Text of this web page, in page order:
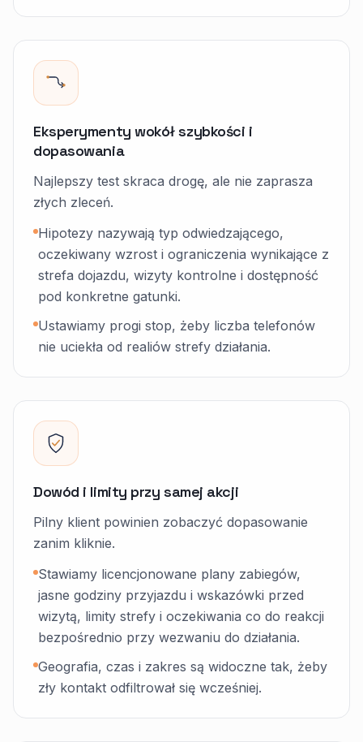
Eksperymenty wokół szybkości i
dopasowania
Najlepszy test skraca drogę, ale nie zaprasza
złych zleceń.
Hipotezy nazywają typ odwiedzającego,
oczekiwany wzrost i ograniczenia wynikające z
strefa dojazdu, wizyty kontrolne i dostępność
pod konkretne gatunki.
Ustawiamy progi stop, żeby liczba telefonów
nie uciekła od realiów strefy działania.
Dowód i limity przy samej akcji
Pilny klient powinien zobaczyć dopasowanie
zanim kliknie.
Stawiamy licencjonowane plany zabiegów,
jasne godziny przyjazdu i wskazówki przed
wizytą, limity strefy i oczekiwania co do reakcji
bezpośrednio przy wezwaniu do działania.
Geografia, czas i zakres są widoczne tak, żeby
zły kontakt odfiltrował się wcześniej.